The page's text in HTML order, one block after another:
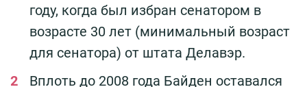
году, когда был избран сенатором в
возрасте 30 лет (минимальный возраст
для сенатора) от штата Делавэр.
Вплоть до 2008 года Байден оставался